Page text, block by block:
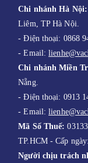
Chi nhánh Hà Nội:
Liêm, TP Hà Nội.
- Điện thoại: 0868
- Email:
Chi nhánh Miền
Nẵng.
- Điện thoại: 0913
-Email:
Mã Số Thuế:
TP.HCM - Cấp
Người chịu trách